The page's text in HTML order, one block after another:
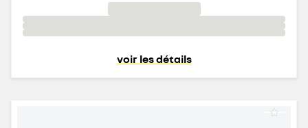
voir les détails